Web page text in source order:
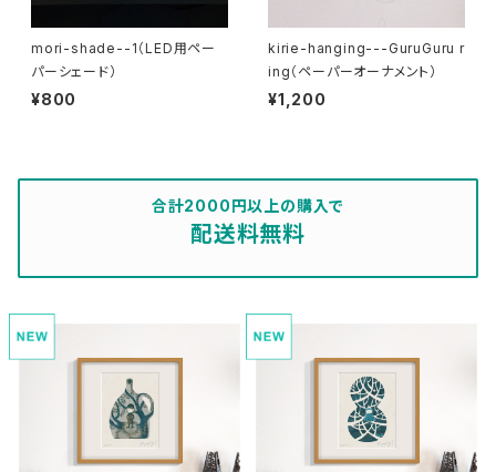
mori-shade--1（LED用ペー
パーシェード）
¥800
kirie-hanging---GuruGuru r
ing（ペーパーオーナメント）
¥1,200
合計2000円以上の購入で
配送料無料